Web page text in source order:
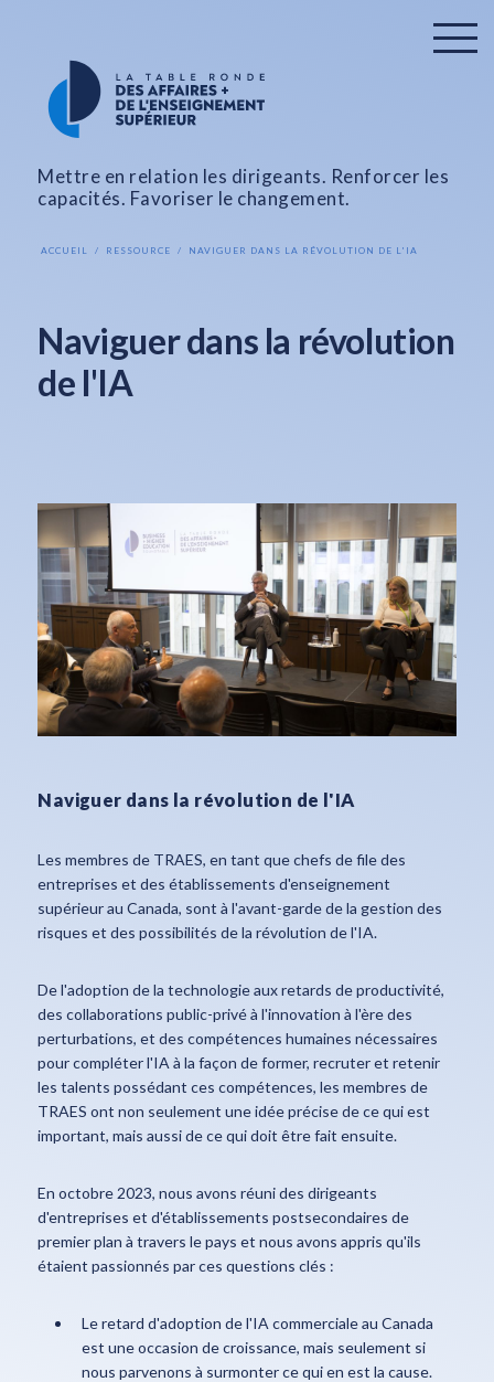
Mettre en relation les dirigeants. Renforcer les
capacités. Favoriser le changement.
ACCUEIL RESSOURCE NAVIGUER DANS LA RÉVOLUTION DE L'IA
Naviguer dans la révolution
de l'IA
Naviguer dans la révolution de l'IA
Les membres de TRAES, en tant que chefs de file des
entreprises et des établissements d'enseignement
supérieur au Canada, sont à l'avant-garde de la gestion des
risques et des possibilités de la révolution de l'IA.
De l'adoption de la technologie aux retards de productivité,
des collaborations public-privé à l'innovation à l'ère des
perturbations, et des compétences humaines nécessaires
pour compléter l'IA à la façon de former, recruter et retenir
les talents possédant ces compétences, les membres de
TRAES ont non seulement une idée précise de ce qui est
important, mais aussi de ce qui doit être fait ensuite.
En octobre 2023, nous avons réuni des dirigeants
d'entreprises et d'établissements postsecondaires de
premier plan à travers le pays et nous avons appris qu'ils
étaient passionnés par ces questions clés :
Le retard d'adoption de l'IA commerciale au Canada
est une occasion de croissance, mais seulement si
nous parvenons à surmonter ce qui en est la cause.